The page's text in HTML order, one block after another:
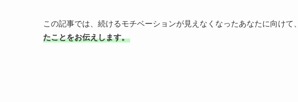
この記事では、続けるモチベーションが見えなくなったあなたに向けて、
たことをお伝えします。